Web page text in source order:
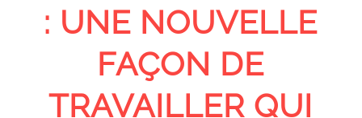
: UNE NOUVELLE
FAÇON DE
TRAVAILLER QUI